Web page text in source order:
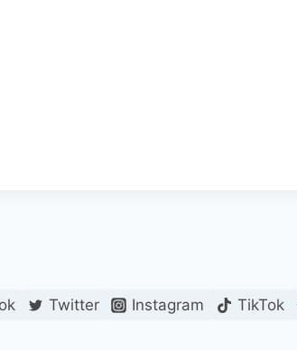
Twitter Instagram TikTok